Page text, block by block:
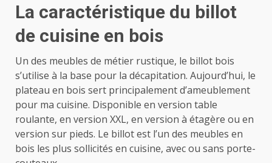
La caractéristique du billot
de cuisine en bois
Un des meubles de métier rustique, le billot bois
s’utilise à la base pour la décapitation. Aujourd’hui, le
plateau en bois sert principalement d’ameublement
pour ma cuisine. Disponible en version table
roulante, en version XXL, en version à étagère ou en
version sur pieds. Le billot est l’un des meubles en
bois les plus sollicités en cuisine, avec ou sans porte-